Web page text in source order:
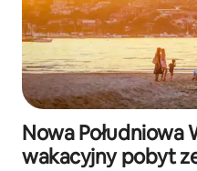
Nowa Południowa
wakacyjny pobyt